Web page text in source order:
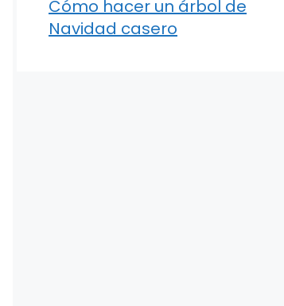
Cómo hacer un árbol de
Navidad casero